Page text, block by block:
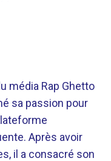
média Rap Ghetto
sa passion pour
Après avoir
il a consacré son